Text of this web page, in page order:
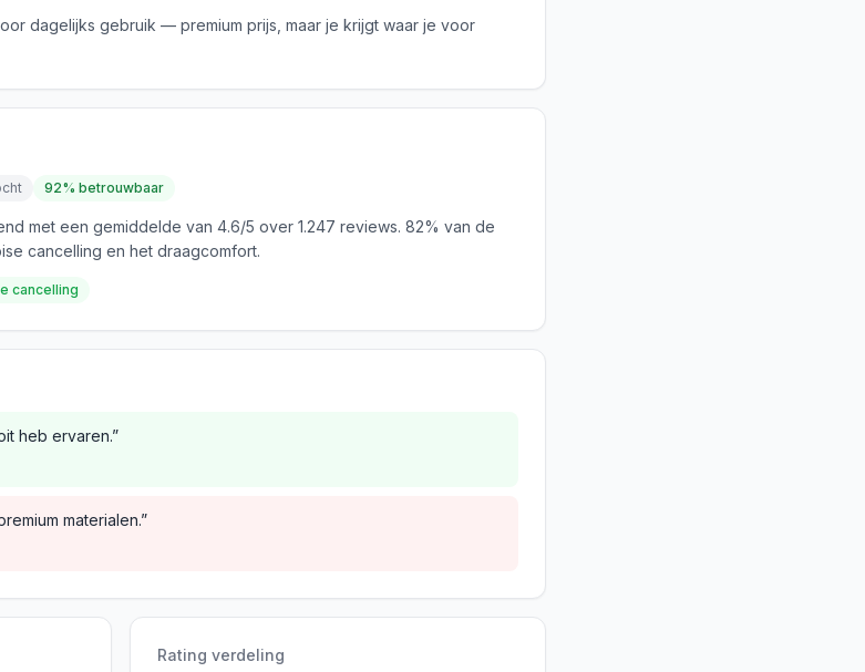
dagelijks gebruik — premium prijs, maar je krijgt waar je voor
92% betrouwbaar
met een gemiddelde van 4.6/5 over 1.247 reviews. 82% van de
cancelling en het draagcomfort.
cancelling
heb ervaren.”
materialen.”
Rating verdeling